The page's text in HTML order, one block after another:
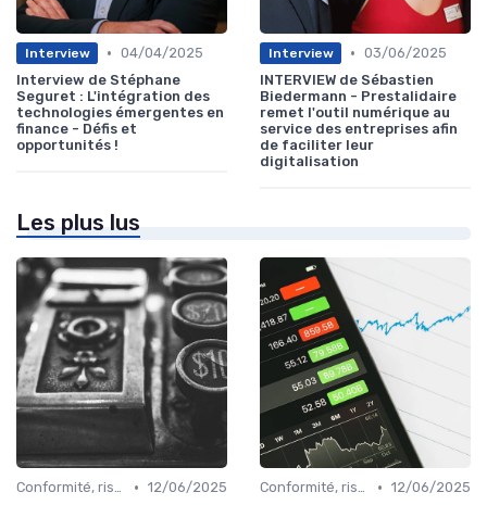
Interview • 04/04/2025
Interview de Stéphane
Seguret : L'intégration des
technologies émergentes en
finance - Défis et
opportunités !
Interview • 03/06/2025
INTERVIEW de Sébastien
Biedermann - Prestalidaire
remet l'outil numérique au
service des entreprises afin
de faciliter leur
digitalisation
Les plus lus
Conformité, risques & réglementation • 12/06/2025
Conformité, risques & réglementation • 12/06/2025